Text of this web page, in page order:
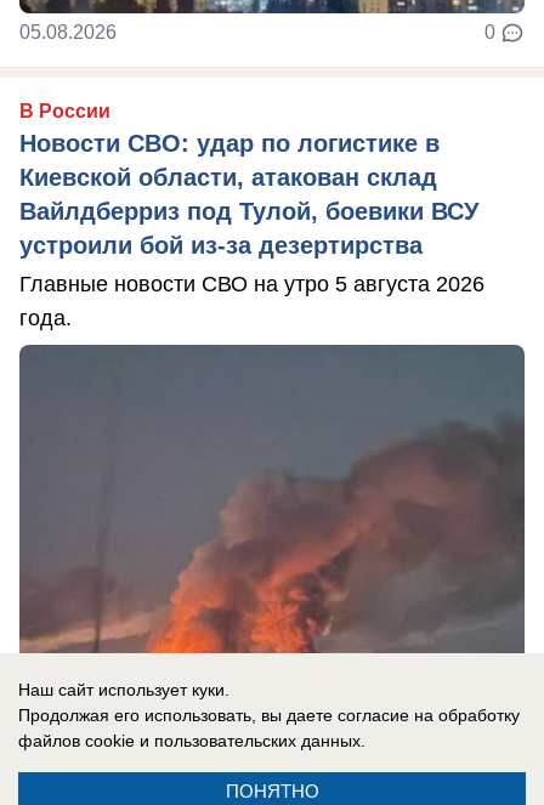
05.08.2026 0
В России
Новости СВО: удар по логистике в
Киевской области, атакован склад
Вайлдберриз под Тулой, боевики ВСУ
устроили бой из-за дезертирства
Главные новости СВО на утро 5 августа 2026
года.
05.08.2026
Наш сайт использует куки.
Продолжая его использовать, вы даете согласие на обработку
файлов cookie и пользовательских данных.
ПОНЯТНО